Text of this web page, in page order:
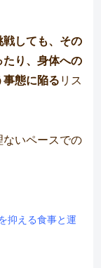
しても、その
り、身体への
態に陥るリス
いペースでの
抑える食事と運